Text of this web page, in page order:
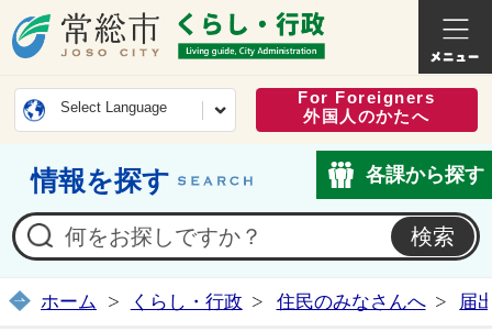
常総市公式ホームページ
くらし
Select Language
For Foreigners
外国人のかたへ
情報を探す 各課から探す
ホーム くらし・行政 住民のみなさんへ 届